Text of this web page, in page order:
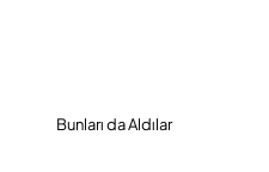
Bunları da Aldılar